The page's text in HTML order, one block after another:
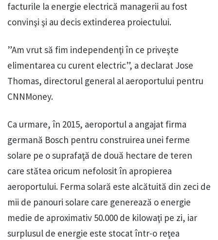
facturile la energie electrică managerii au fost
convinşi şi au decis extinderea proiectului.
”Am vrut să fim independenţi în ce priveşte
elimentarea cu curent electric”, a declarat Jose
Thomas, directorul general al aeroportului pentru
CNNMoney.
Ca urmare, în 2015, aeroportul a angajat firma
germană Bosch pentru construirea unei ferme
solare pe o suprafaţă de două hectare de teren
care stătea oricum nefolosit în apropierea
aeroportului. Ferma solară este alcătuită din zeci de
mii de panouri solare care generează o energie
medie de aproximativ 50.000 de kilowaţi pe zi, iar
surplusul de energie este stocat într-o reţea